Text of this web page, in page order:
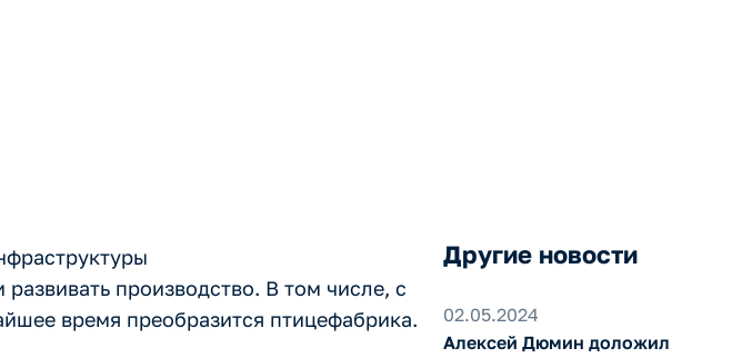
производство. В том числе, с
время преобразится птицефабрика.
Другие новости
02.05.2024
Алексей Дюмин доложил